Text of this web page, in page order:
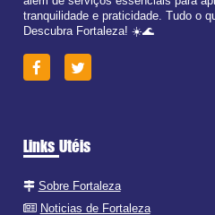
tranquilidade e praticidade. Tudo o
Descubra Fortaleza! ☀️🌊
Links Utéis
Sobre Fortaleza
Noticias de Fortaleza